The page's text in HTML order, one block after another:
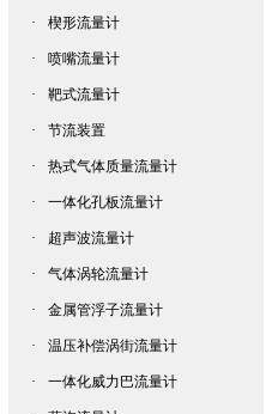
· 楔形流量计
· 喷嘴流量计
· 靶式流量计
· 节流装置
· 热式气体质量流量计
· 一体化孔板流量计
· 超声波流量计
· 气体涡轮流量计
· 金属管浮子流量计
· 温压补偿涡街流量计
· 一体化威力巴流量计